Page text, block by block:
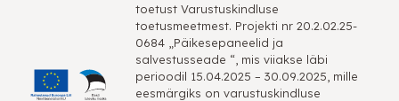
toetust Varustuskindluse
toetusmeetmest. Projekti nr 20.2.02.25-
0684 „Päikesepaneelid ja
salvestusseade “, mis viiakse läbi
perioodil 15.04.2025 – 30.09.2025, mille
eesmärgiks on varustuskindluse